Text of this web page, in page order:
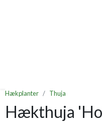
Hækplanter Thuja
Hækthuja